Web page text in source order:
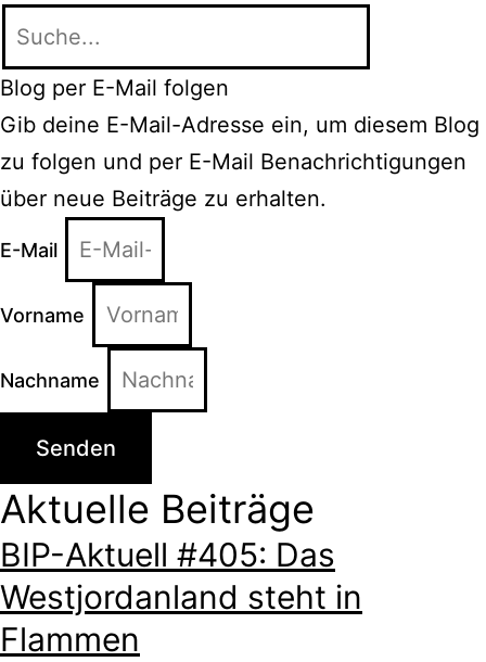
Blog per E-Mail folgen
Gib deine E-Mail-Adresse ein, um diesem Blog
zu folgen und per E-Mail Benachrichtigungen
über neue Beiträge zu erhalten.
E-Mail
Vorname
Nachname
Senden
Aktuelle Beiträge
BIP-Aktuell #405: Das
Westjordanland steht in
Flammen